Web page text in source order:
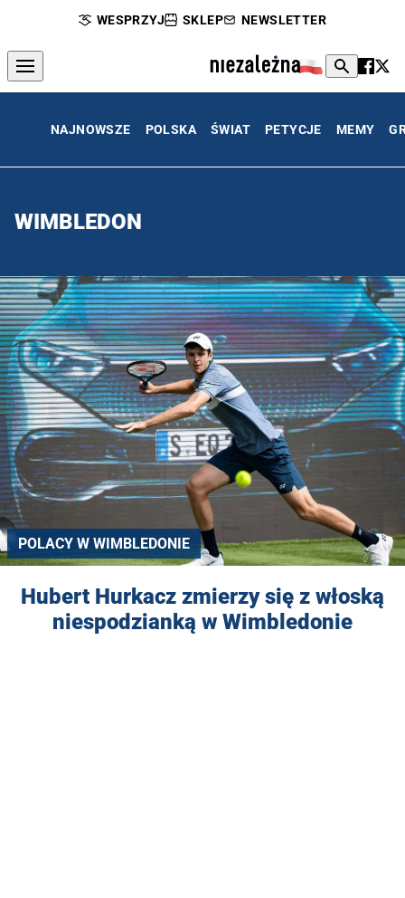
WESPRZYJ SKLEP NEWSLETTER
NAJNOWSZE POLSKA ŚWIAT PETYCJE MEMY
WIMBLEDON
POLACY W WIMBLEDONIE
Hubert Hurkacz zmierzy się z włoską
niespodzianką w Wimbledonie